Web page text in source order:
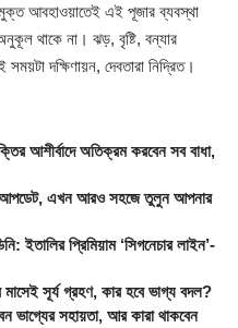
আবহাওয়াতেই এই পূজার ব্যবস্থা
থাকে না। ঝড়, বৃষ্টি, বন্যার
দক্ষিণায়ন, দেবতারা নিদ্রিত।
অতিক্রম করবেন সব বাধা,
এখন আরও সহজে তুলুন আপনার
প্রিমিয়াম ‘সিগনেচার লাইন’-
সূর্য গ্রহণ, কার হবে ভাগ্য বদল?
সহায়তা, আর কারা থাকবেন